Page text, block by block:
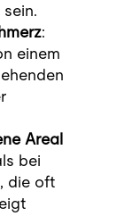
:
einem
Areal
bei
die oft